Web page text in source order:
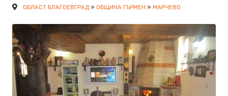
ОБЛАСТ БЛАГОЕВГРАД » ОБЩИНА ГЪРМЕН » МАРЧЕВО